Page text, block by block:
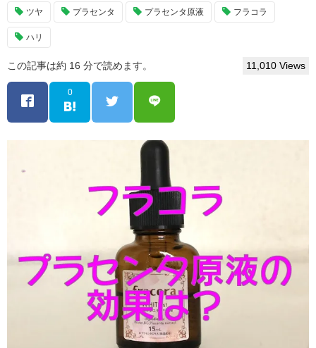
ツヤ プラセンタ プラセンタ原液 フラコラ
ハリ
この記事は約 16 分で読めます。 11,010 Views
0